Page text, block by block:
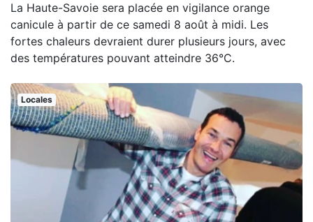
La Haute-Savoie sera placée en vigilance orange
canicule à partir de ce samedi 8 août à midi. Les
fortes chaleurs devraient durer plusieurs jours, avec
des températures pouvant atteindre 36°C.
Locales